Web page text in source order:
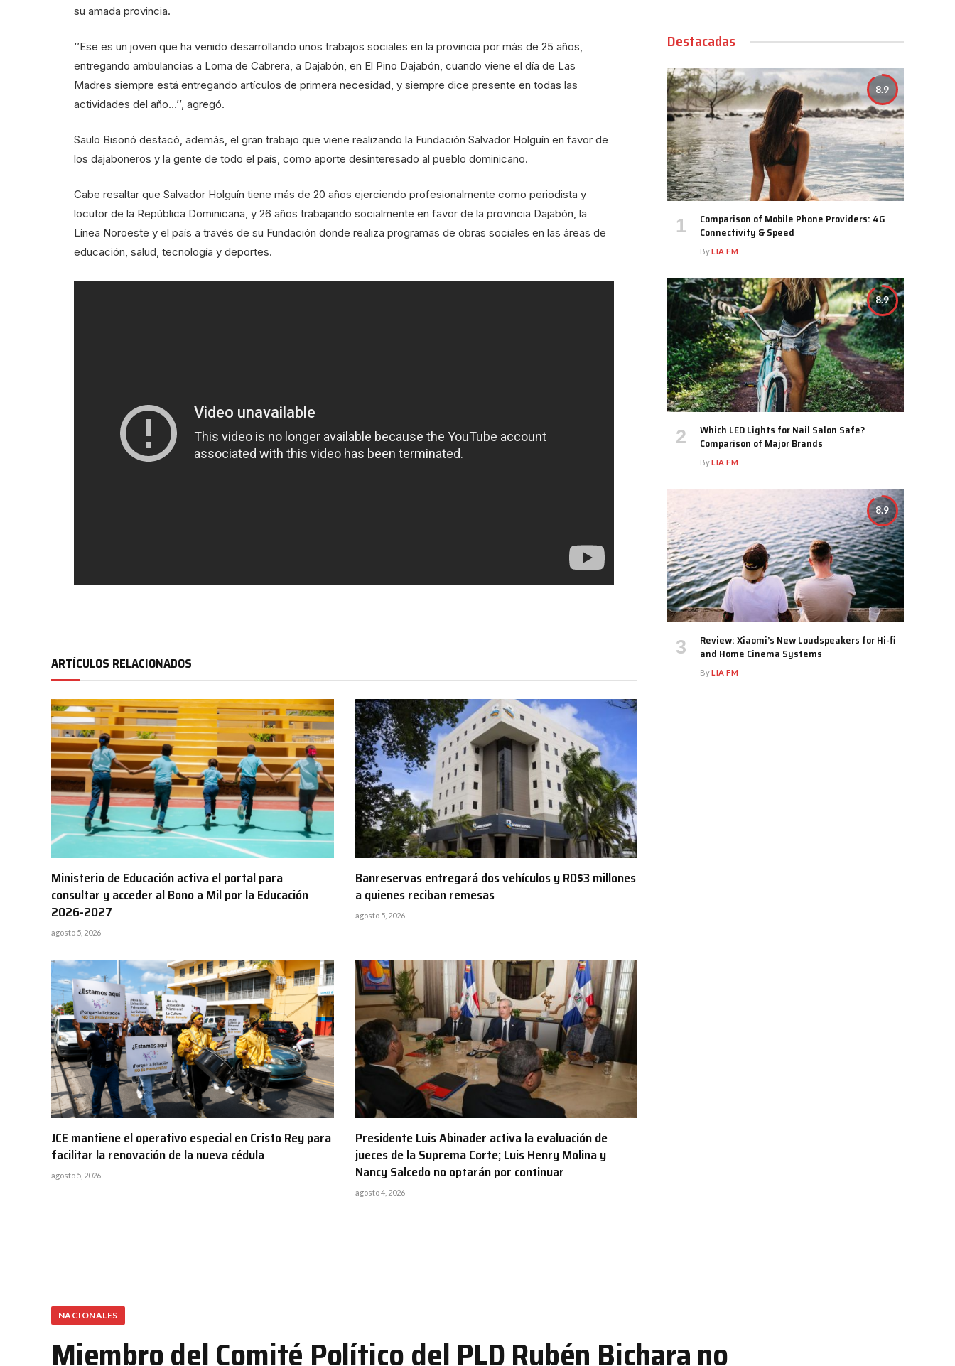
su amada provincia.
‘’Ese es un joven que ha venido desarrollando unos trabajos sociales en la provincia por más de 25 años,
entregando ambulancias a Loma de Cabrera, a Dajabón, en El Pino Dajabón, cuando viene el día de Las
Madres siempre está entregando artículos de primera necesidad, y siempre dice presente en todas las
actividades del año…’’, agregó.
Saulo Bisonó destacó, además, el gran trabajo que viene realizando la Fundación Salvador Holguín en favor de
los dajaboneros y la gente de todo el país, como aporte desinteresado al pueblo dominicano.
Cabe resaltar que Salvador Holguín tiene más de 20 años ejerciendo profesionalmente como periodista y
locutor de la República Dominicana, y 26 años trabajando socialmente en favor de la provincia Dajabón, la
Línea Noroeste y el país a través de su Fundación donde realiza programas de obras sociales en las áreas de
educación, salud, tecnología y deportes.
ARTÍCULOS RELACIONADOS
Ministerio de Educación activa el portal para
consultar y acceder al Bono a Mil por la Educación
2026-2027
agosto 5, 2026
Banreservas entregará dos vehículos y RD$3 millones
a quienes reciban remesas
agosto 5, 2026
JCE mantiene el operativo especial en Cristo Rey para
facilitar la renovación de la nueva cédula
agosto 5, 2026
Presidente Luis Abinader activa la evaluación de
jueces de la Suprema Corte; Luis Henry Molina y
Nancy Salcedo no optarán por continuar
agosto 4, 2026
Destacadas
8.9
Comparison of Mobile Phone Providers: 4G
Connectivity & Speed
ByLIA FM
8.9
Which LED Lights for Nail Salon Safe?
Comparison of Major Brands
ByLIA FM
8.9
Review: Xiaomi’s New Loudspeakers for Hi-fi
and Home Cinema Systems
ByLIA FM
NACIONALES
Miembro del Comité Político del PLD Rubén Bichara no